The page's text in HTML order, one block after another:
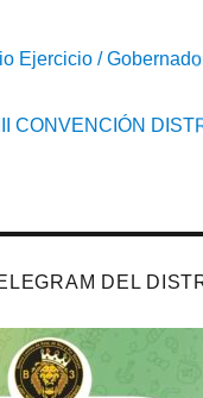
CONVENCIÓN
a Voto
DEL